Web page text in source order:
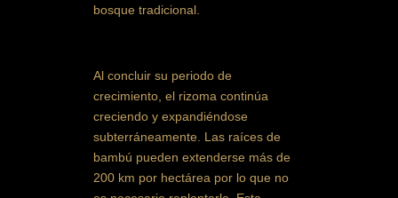
bosque tradicional.
Al concluir su periodo de
crecimiento, el rizoma continúa
creciendo y expandiéndose
subterráneamente. Las raíces de
bambú pueden extenderse más de
200 km por hectárea por lo que no